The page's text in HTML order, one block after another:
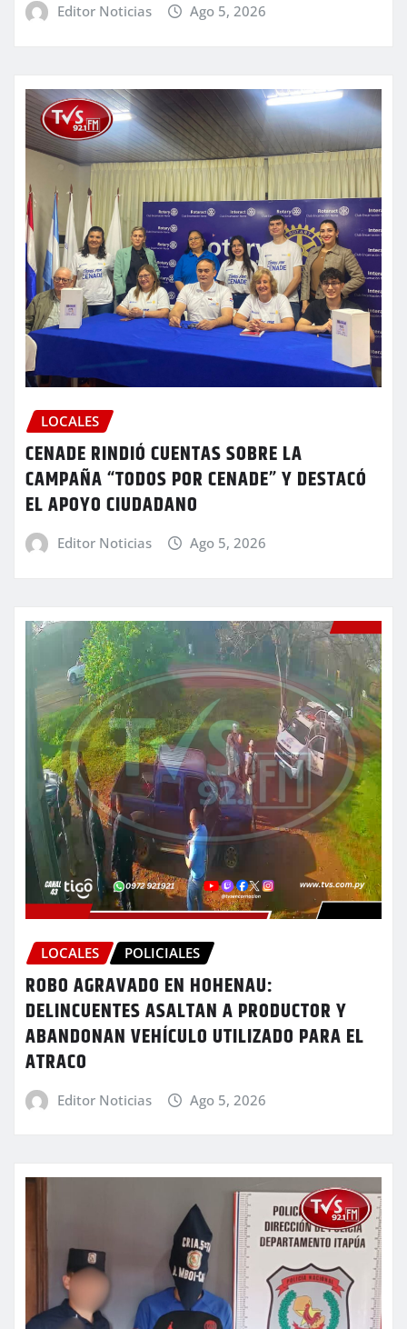
Editor Noticias Ago 5, 2026
LOCALES
CENADE RINDIÓ CUENTAS SOBRE LA
CAMPAÑA “TODOS POR CENADE” Y DESTACÓ
EL APOYO CIUDADANO
Editor Noticias Ago 5, 2026
LOCALES POLICIALES
ROBO AGRAVADO EN HOHENAU:
DELINCUENTES ASALTAN A PRODUCTOR Y
ABANDONAN VEHÍCULO UTILIZADO PARA EL
ATRACO
Editor Noticias Ago 5, 2026